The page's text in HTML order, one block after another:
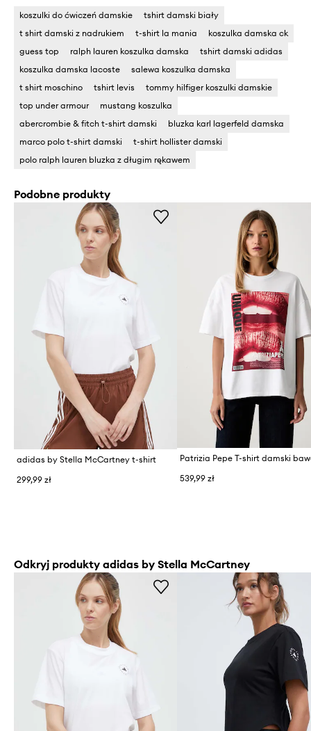
koszulki do ćwiczeń damskie
tshirt damski biały
t shirt damski z nadrukiem
t-shirt la mania
koszulka damska ck
guess top
ralph lauren koszulka damska
tshirt damski adidas
koszulka damska lacoste
salewa koszulka damska
t shirt moschino
tshirt levis
tommy hilfiger koszulki damskie
top under armour
mustang koszulka
abercrombie & fitch t-shirt damski
bluzka karl lagerfeld damska
marco polo t-shirt damski
t-shirt hollister damski
polo ralph lauren bluzka z długim rękawem
Podobne produkty
adidas by Stella McCartney t-shirt
299,99 zł
539,99 zł
Odkryj produkty adidas by Stella McCartney